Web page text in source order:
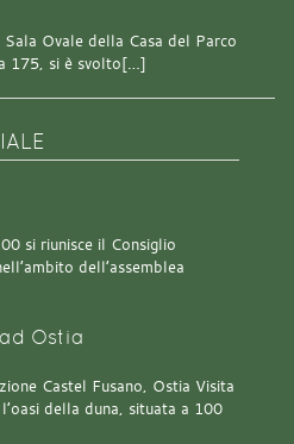
Ovale della Casa del Parco
175, si è svolto[…]
si riunisce il Consiglio
dell’assemblea
Ostia
Castel Fusano, Ostia Visita
della duna, situata a 100